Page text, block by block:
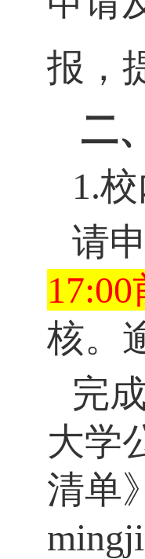
报，
二
1.
请
17:00
核。
完
大学
清单